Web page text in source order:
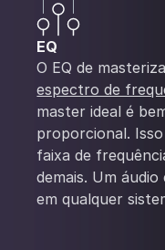
EQ
O EQ de
espectro de
master ideal é
proporcional.
faixa de
demais. Um
em qualquer